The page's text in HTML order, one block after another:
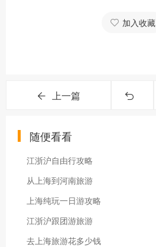
加入收藏
上一篇
随便看看
江浙沪自由行攻略
从上海到河南旅游
上海纯玩一日游攻略
江浙沪跟团游旅游
去上海旅游花多少钱